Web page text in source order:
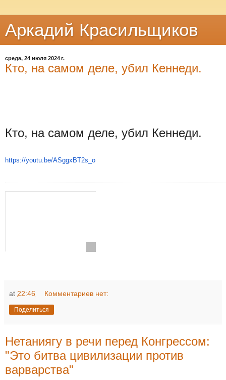
Аркадий Красильщиков
среда, 24 июля 2024 г.
Кто, на самом деле, убил Кеннеди.
Кто, на самом деле, убил Кеннеди.
https://youtu.be/ASggxBT2s_o
Моя
версия.
самом
at 22:46 Комментариев нет:
Поделиться
Нетаниягу в речи перед Конгрессом:
"Это битва цивилизации против
варварства"